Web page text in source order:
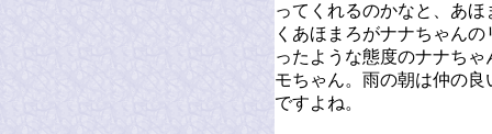
ってくれるのかなと、あ
くあほまろがナナちゃん
ったような態度のナナち
モちゃん。雨の朝は仲の
ですよね。